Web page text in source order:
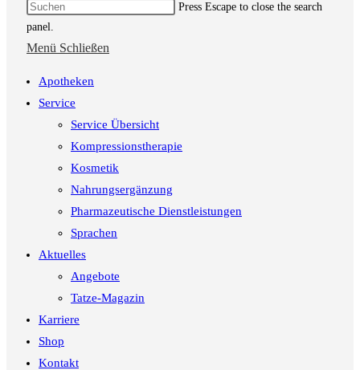
Press Escape to close the search
panel.
Menü Schließen
Apotheken
Service
Service Übersicht
Kompressionstherapie
Kosmetik
Nahrungsergänzung
Pharmazeutische Dienstleistungen
Sprachen
Aktuelles
Angebote
Tatze-Magazin
Karriere
Shop
Kontakt